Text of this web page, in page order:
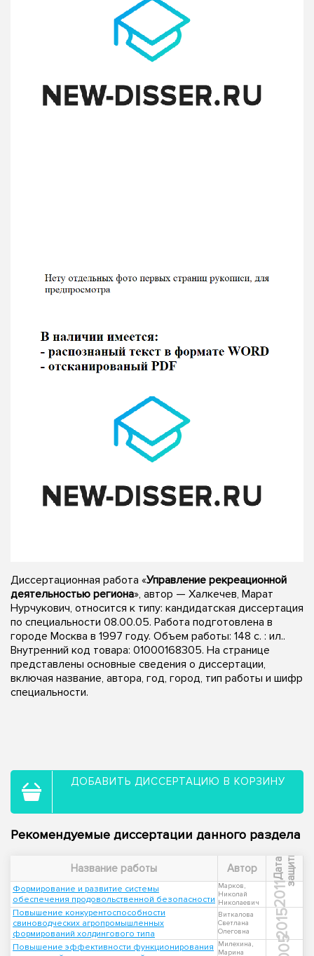
Диссертационная работа «Управление рекреационной
деятельностью региона», автор — Халкечев, Марат
Нурчукович, относится к типу: кандидатская диссертация
по специальности 08.00.05. Работа подготовлена в
городе Москва в 1997 году. Объем работы: 148 с. : ил..
Внутренний код товара: 01000168305. На странице
представлены основные сведения о диссертации,
включая название, автора, год, город, тип работы и шифр
специальности.
ДОБАВИТЬ ДИССЕРТАЦИЮ В КОРЗИНУ
Рекомендуемые диссертации данного раздела
Название работы Автор Д
а
т
а
з
а
щ
и
т ы
Формирование и развитие системы
обеспечения продовольственной безопасности
Марков,
Николай
Николаевич
2011
Повышение конкурентоспособности
свиноводческих агропромышленных
формирований холдингового типа
Виткалова
Светлана
Олеговна
2015
Повышение эффективности функционирования
Милехина,
Марина